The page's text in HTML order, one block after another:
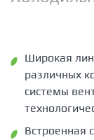
Широкая
различных
системы
Встроенная